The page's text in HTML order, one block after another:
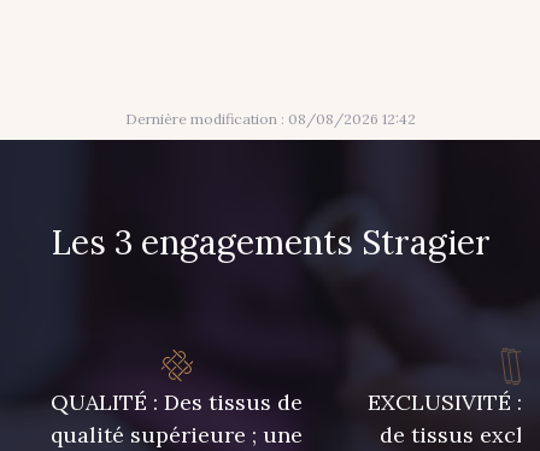
Dernière modification : 08/08/2026 12:42
Les 3 engagements Stragier
QUALITÉ : Des tissus de
qualité supérieure ; une
EXCLUSIVITÉ :
de tissus